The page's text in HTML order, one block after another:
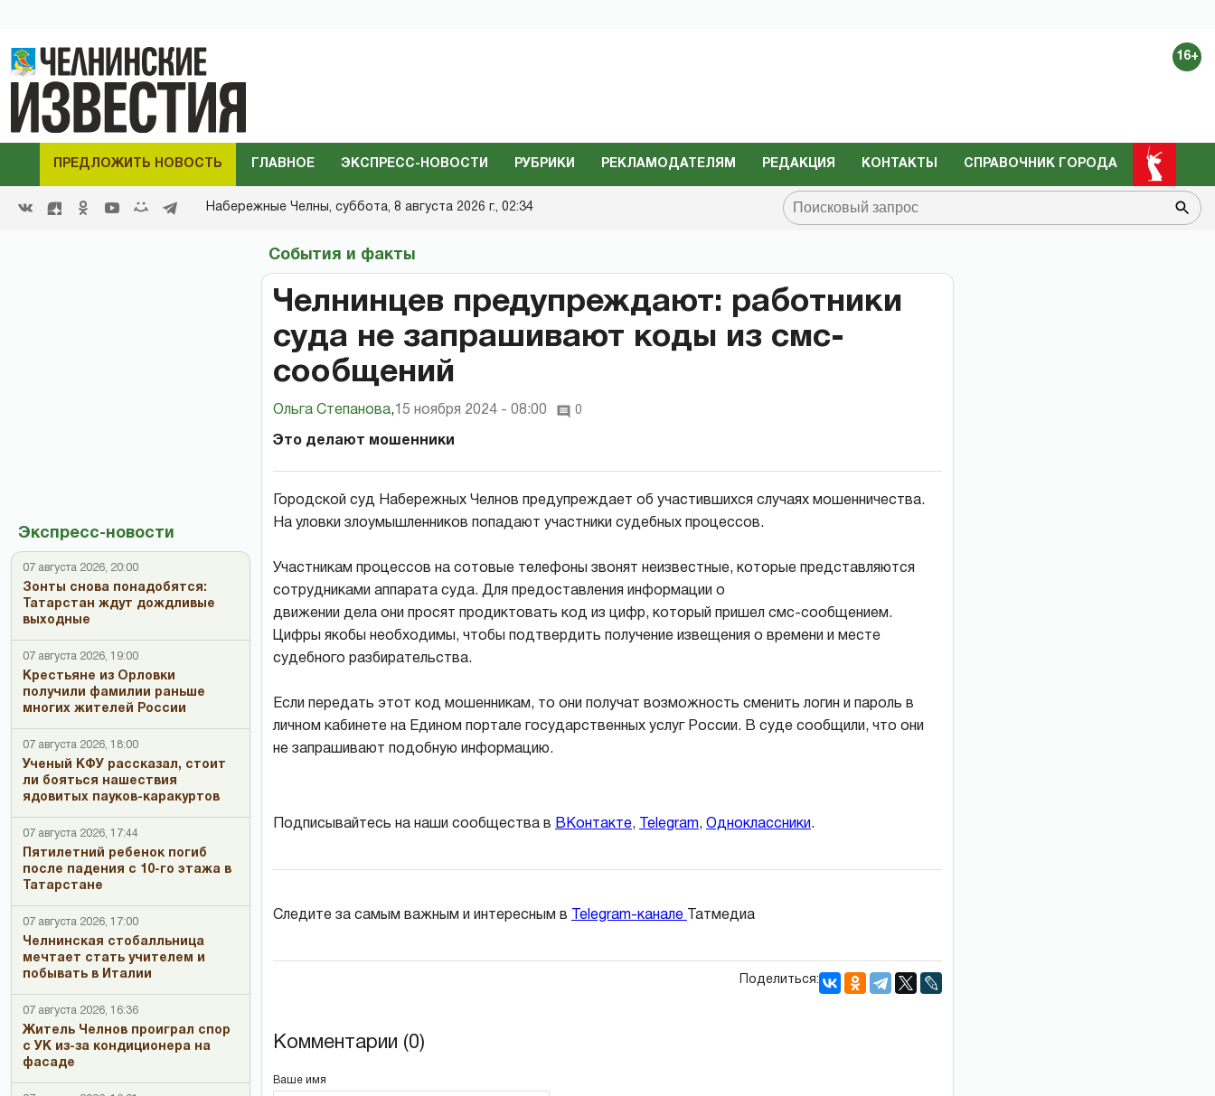
16+
ПРЕДЛОЖИТЬ НОВОСТЬ ГЛАВНОЕ ЭКСПРЕСС-НОВОСТИ РУБРИКИ РЕКЛАМОДАТЕЛЯМ РЕДАКЦИЯ КОНТАКТЫ СПРАВОЧНИК ГОРОДА
Набережные Челны, суббота, 8 августа 2026 г., 02:34
Экспресс-новости
07 августа 2026, 20:00
Зонты снова понадобятся:
Татарстан ждут дождливые
выходные
07 августа 2026, 19:00
Крестьяне из Орловки
получили фамилии раньше
многих жителей России
07 августа 2026, 18:00
Ученый КФУ рассказал, стоит
ли бояться нашествия
ядовитых пауков-каракуртов
07 августа 2026, 17:44
Пятилетний ребенок погиб
после падения с 10-го этажа в
Татарстане
07 августа 2026, 17:00
Челнинская стобалльница
мечтает стать учителем и
побывать в Италии
07 августа 2026, 16:36
Житель Челнов проиграл спор
с УК из-за кондиционера на
фасаде
События и факты
Челнинцев предупреждают: работники
суда не запрашивают коды из смс-
сообщений
Ольга Степанова, 15 ноября 2024 - 08:00 0
Это делают мошенники
Городской суд Набережных Челнов предупреждает об участившихся случаях мошенничества.
На уловки злоумышленников попадают участники судебных процессов.
Участникам процессов на сотовые телефоны звонят неизвестные, которые представляются
сотрудниками аппарата суда. Для предоставления информации о
движении дела они просят продиктовать код из цифр, который пришел смс-сообщением.
Цифры якобы необходимы, чтобы подтвердить получение извещения о времени и месте
судебного разбирательства.
Если передать этот код мошенникам, то они получат возможность сменить логин и пароль в
личном кабинете на Едином портале государственных услуг России. В суде сообщили, что они
не запрашивают подобную информацию.
Подписывайтесь на наши сообщества в ВКонтакте, Telegram, Одноклассники.
Следите за самым важным и интересным в Telegram-канале Татмедиа
Поделиться:
Комментарии (0)
Ваше имя